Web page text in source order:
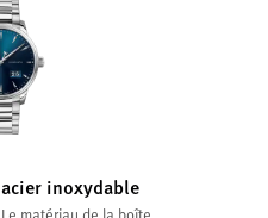
acier inoxydable